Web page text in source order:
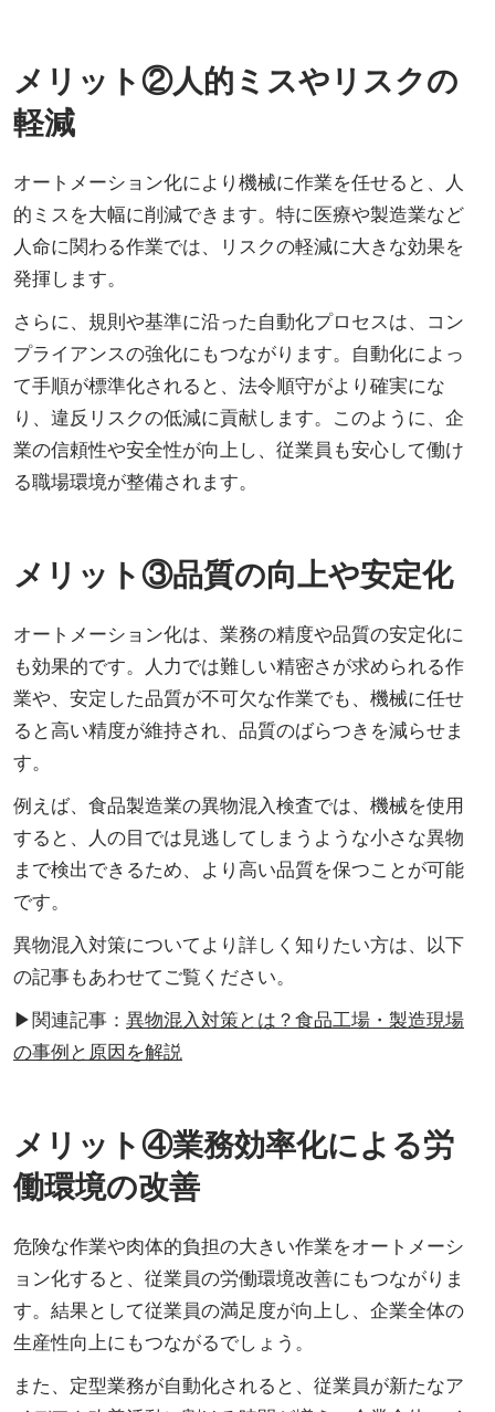
メリット②人的ミスやリスクの
軽減
オートメーション化により機械に作業を任せると、人
的ミスを大幅に削減できます。特に医療や製造業など
人命に関わる作業では、リスクの軽減に大きな効果を
発揮します。
さらに、規則や基準に沿った自動化プロセスは、コン
プライアンスの強化にもつながります。自動化によっ
て手順が標準化されると、法令順守がより確実にな
り、違反リスクの低減に貢献します。このように、企
業の信頼性や安全性が向上し、従業員も安心して働け
る職場環境が整備されます。
メリット③品質の向上や安定化
オートメーション化は、業務の精度や品質の安定化に
も効果的です。人力では難しい精密さが求められる作
業や、安定した品質が不可欠な作業でも、機械に任せ
ると高い精度が維持され、品質のばらつきを減らせま
す。
例えば、食品製造業の異物混入検査では、機械を使用
すると、人の目では見逃してしまうような小さな異物
まで検出できるため、より高い品質を保つことが可能
です。
異物混入対策についてより詳しく知りたい方は、以下
の記事もあわせてご覧ください。
▶関連記事： 異物混入対策とは？食品工場・製造現場
の事例と原因を解説
メリット④業務効率化による労
働環境の改善
危険な作業や肉体的負担の大きい作業をオートメーシ
ョン化すると、従業員の労働環境改善にもつながりま
す。結果として従業員の満足度が向上し、企業全体の
生産性向上にもつながるでしょう。
また、定型業務が自動化されると、従業員が新たなア